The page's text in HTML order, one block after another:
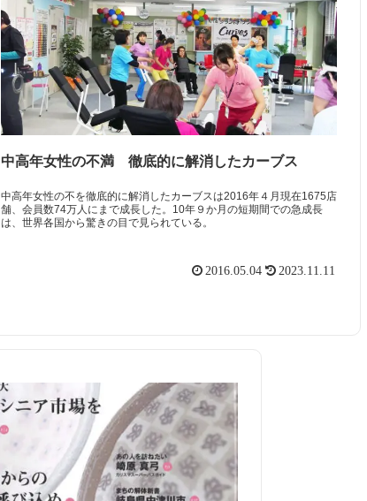
中高年女性の不満 徹底的に解消したカーブス
中高年女性の不を徹底的に解消したカーブスは2016年４月現在1675店
舗、会員数74万人にまで成長した。10年９か月の短期間での急成長
は、世界各国から驚きの目で見られている。
2016.05.04 2023.11.11